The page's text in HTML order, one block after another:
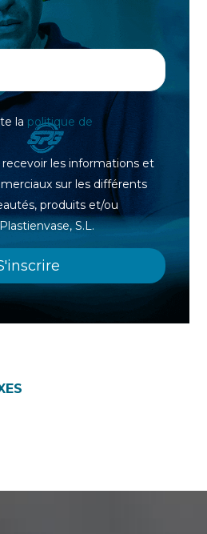
la politique de
recevoir les informations et
sur les différents
produits et/ou
S.L.